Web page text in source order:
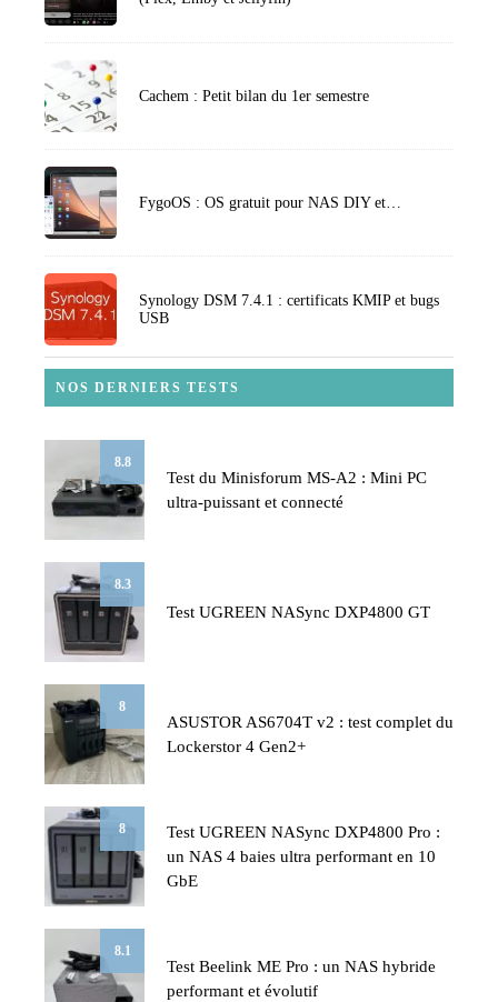
Cachem : Petit bilan du 1er semestre
FygoOS : OS gratuit pour NAS DIY et…
Synology DSM 7.4.1 : certificats KMIP et bugs
USB
NOS DERNIERS TESTS
8.8
Test du Minisforum MS-A2 : Mini PC
ultra-puissant et connecté
8.3
Test UGREEN NASync DXP4800 GT
8
ASUSTOR AS6704T v2 : test complet du
Lockerstor 4 Gen2+
8
Test UGREEN NASync DXP4800 Pro :
un NAS 4 baies ultra performant en 10
GbE
8.1
Test Beelink ME Pro : un NAS hybride
performant et évolutif